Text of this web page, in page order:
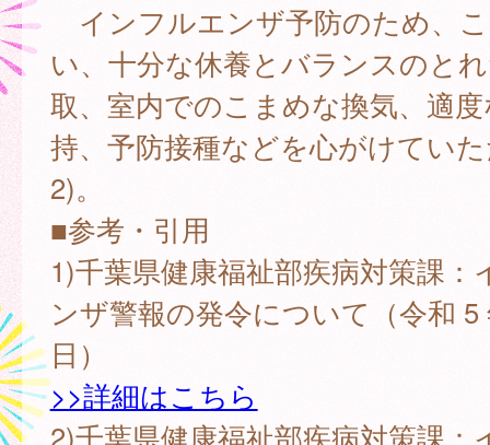
インフルエンザ予防のため、
い、十分な休養とバランスのと
取、室内でのこまめな換気、適
持、予防接種などを心がけてい
2)。
■参考・引用
1)千葉県健康福祉部疾病対策課：
ンザ警報の発令について（令和 5
日）
>>詳細はこちら
2)千葉県健康福祉部疾病対策課：